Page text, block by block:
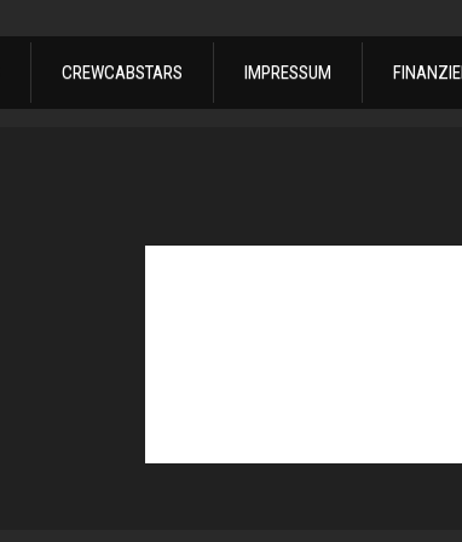
CREWCABSTARS IMPRESSUM